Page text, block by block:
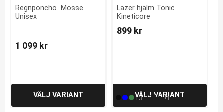
Regnponcho  Mosse
Unisex
1 099 kr
Lazer hjälm Tonic
Kineticore
899 kr
+3 L S M +1